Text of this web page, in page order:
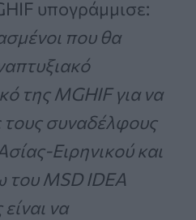
υπογράμμισε:
που θα
της MGHIF για να
συναδέλφους
Ειρηνικού και
MSD IDEA
να